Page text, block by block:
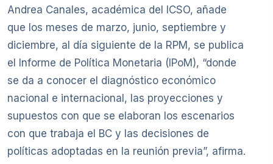
Andrea Canales, académica del ICSO, añade
que los meses de marzo, junio, septiembre y
diciembre, al día siguiente de la RPM, se publica
el Informe de Política Monetaria (IPoM), “donde
se da a conocer el diagnóstico económico
nacional e internacional, las proyecciones y
supuestos con que se elaboran los escenarios
con que trabaja el BC y las decisiones de
políticas adoptadas en la reunión previa”, afirma.